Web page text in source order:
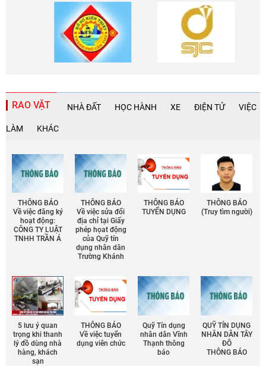
RAO VẶT NHÀ ĐẤT HỌC HÀNH XE ĐIỆN TỬ VIỆC
LÀM KHÁC
THÔNG BÁO
Về việc đăng ký
hoạt động:
CÔNG TY LUẬT
TNHH TRẦN Á
THÔNG BÁO
Về việc sửa đổi
địa chỉ tại Giấy
phép họat động
của Quỹ tín
dụng nhân dân
Trường Khánh
THÔNG BÁO
TUYỂN DỤNG
THÔNG BÁO
(Truy tìm người)
5 lưu ý quan
trọng khi thanh
lý đồ dùng nhà
hàng, khách
sạn
THÔNG BÁO
Về việc tuyển
dụng viên chức
Quỹ Tín dụng
nhân dân Vĩnh
Thạnh thông
báo
QUỸ TÍN DỤNG
NHÂN DÂN TÂY
ĐÔ
THÔNG BÁO